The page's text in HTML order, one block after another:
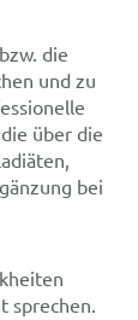
die
und zu
über die
bei
sprechen.